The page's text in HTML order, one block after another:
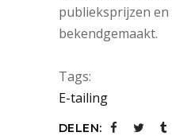
publieksprijzen
bekendgemaakt.
Tags:
E-tailing
DELEN: